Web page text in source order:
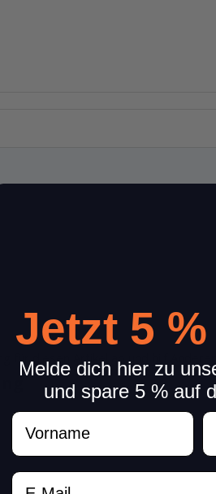
für diesen Artikel ab und hilf
Jetzt 5
Melde dich hier zu
und spare 5 % auf
Vorname
Email